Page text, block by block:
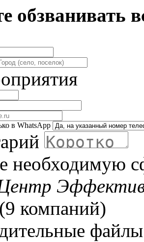
обзванивать
в WhatsApp
необходимую
(9 компаний)